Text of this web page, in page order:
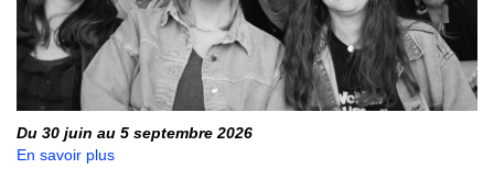
Du 30 juin au 5 septembre 2026
En savoir plus